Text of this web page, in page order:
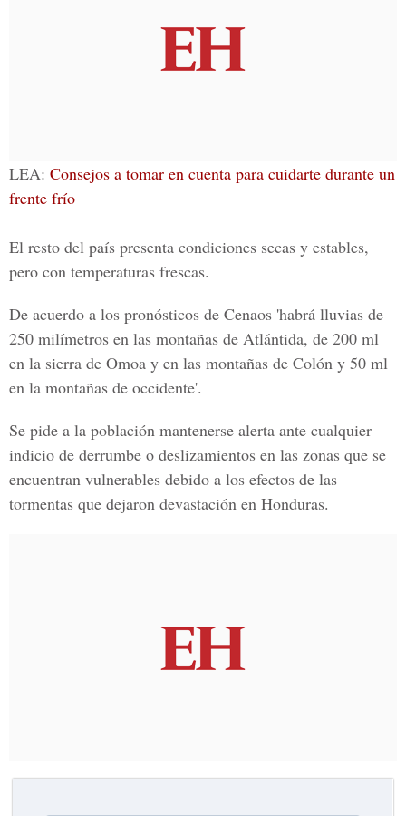
LEA: Consejos a tomar en cuenta para cuidarte durante un
frente frío
El resto del país presenta condiciones secas y estables,
pero con temperaturas frescas.
De acuerdo a los pronósticos de Cenaos 'habrá lluvias de
250 milímetros en las montañas de Atlántida, de 200 ml
en la sierra de Omoa y en las montañas de Colón y 50 ml
en la montañas de occidente'.
Se pide a la población mantenerse alerta ante cualquier
indicio de derrumbe o deslizamientos en las zonas que se
encuentran vulnerables debido a los efectos de las
tormentas que dejaron devastación en Honduras.